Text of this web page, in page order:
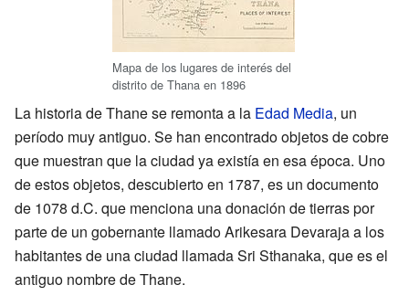
Mapa de los lugares de interés del
distrito de Thana en 1896
La historia de Thane se remonta a la Edad Media, un
período muy antiguo. Se han encontrado objetos de cobre
que muestran que la ciudad ya existía en esa época. Uno
de estos objetos, descubierto en 1787, es un documento
de 1078 d.C. que menciona una donación de tierras por
parte de un gobernante llamado Arikesara Devaraja a los
habitantes de una ciudad llamada Sri Sthanaka, que es el
antiguo nombre de Thane.